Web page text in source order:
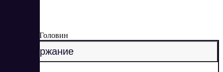
Артур Головин
Содержание